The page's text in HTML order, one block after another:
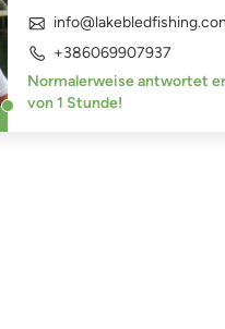
+386069907937
Normalerweise antwortet
von 1 Stunde!